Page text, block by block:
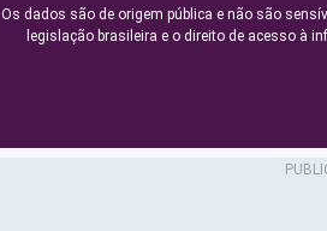
Os dados são de origem pública e não são
legislação brasileira e o direito de acesso à